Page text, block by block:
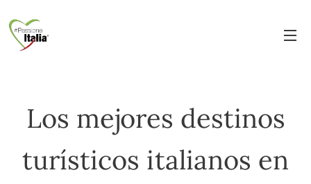
Los mejores destinos
turísticos italianos en